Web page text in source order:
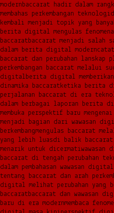
modern baccarat hadir dalam
membahas perkembangan teknologi
kembali menjadi topik yang
berita digital mengulas
baccaratbaccarat menjadi salah
dalam berita digital modern
baccarat dan perubahan lanskap
perkembangan baccarat melalui
digital berita digital
dinamika baccaratketika berita
perjalanan baccarat di era
dalam berbagai laporan berita
membuka perspektif baru
menjadi bagian dari wawasan
berkembangmengulas baccarat
yang lebih luasdi balik baccarat
menarik untuk dicermatiwawasan
baccarat di tengah perubahan
dalam pembahasan wawasan
tentang baccarat dan arah
digital melihat perubahan yang
baccaratbaccarat dan wawasan
baru di era modernmembaca